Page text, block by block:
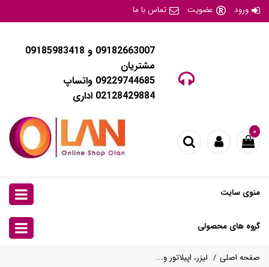
ورود عضویت تماس با ما
09182663007 و 09185983418
مشتریان
09229744685 واتساپ
02128429884 اداری
۰
منوی سایت
گروه های محصولی
صفحه اصلی لیزر، اپیلاتور و...